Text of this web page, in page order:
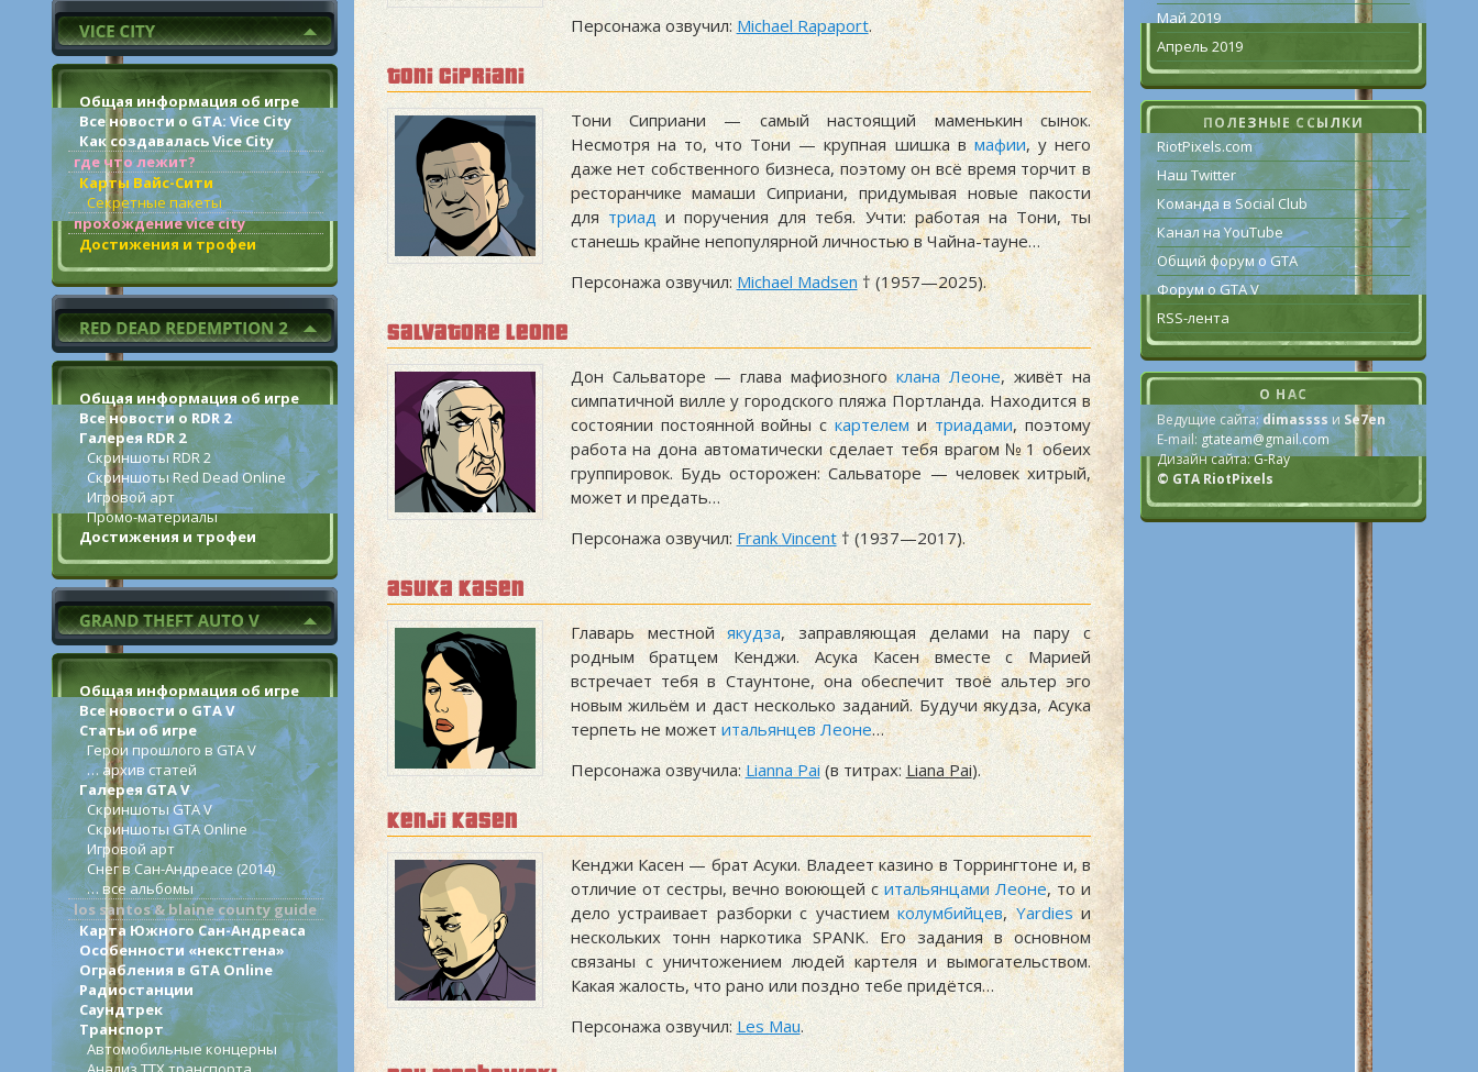
Общая информация об игре
Все новости о GTA: Vice City
Как создавалась Vice City
где что лежит?
Карты Вайс-Сити
Секретные пакеты
прохождение vice city
Достижения и трофеи
Общая информация об игре
Все новости о RDR 2
Галерея RDR 2
Скриншоты RDR 2
Скриншоты Red Dead Online
Игровой арт
Промо-материалы
Достижения и трофеи
Общая информация об игре
Все новости о GTA V
Статьи об игре
Герои прошлого в GTA V
… архив статей
Галерея GTA V
Скриншоты GTA V
Скриншоты GTA Online
Игровой арт
Снег в Сан-Андреасе (2014)
… все альбомы
los santos & blaine county guide
Карта Южного Сан-Андреаса
Особенности «некстгена»
Ограбления в GTA Online
Радиостанции
Саундтрек
Транспорт
Автомобильные концерны
Персонажа озвучил: Michael Rapaport.
toni cipriani
Тони Сиприани — самый настоящий маменькин сынок.
Несмотря на то, что Тони — крупная шишка в мафии, у него
даже нет собственного бизнеса, поэтому он всё время торчит в
ресторанчике мамаши Сиприани, придумывая новые пакости
для триад и поручения для тебя. Учти: работая на Тони, ты
станешь крайне непопулярной личностью в Чайна-тауне…
Персонажа озвучил: Michael Madsen† (1957—2025).
salvatore leone
Дон Сальваторе — глава мафиозногоклана Леоне, живёт на
симпатичной вилле у городского пляжа Портланда. Находится в
состоянии постоянной войны скартелемитриадами, поэтому
работа на дона автоматически сделает тебя врагом № 1 обеих
группировок. Будь осторожен: Сальваторе — человек хитрый,
может и предать…
Персонажа озвучил: Frank Vincent† (1937—2017).
asuka kasen
Главарь местнойякудза, заправляющая делами на пару с
родным братцем Кенджи. Асука Касен вместе с Марией
встречает тебя в Стаунтоне, она обеспечит твоё альтер эго
новым жильём и даст несколько заданий. Будучи якудза, Асука
терпеть не может итальянцев Леоне…
Персонажа озвучила:Lianna Pai (в титрах: Liana Pai).
kenji kasen
Кенджи Касен — брат Асуки. Владеет казино в Торрингтоне и, в
отличие от сестры, вечно воюющей ситальянцами Леоне, то и
дело устраивает разборки с участиемколумбийцев,Yardiesи
нескольких тонн наркотика SPANK. Его задания в основном
связаны с уничтожением людей картеля и вымогательством.
Какая жалость, что рано или поздно тебе придётся…
Персонажа озвучил: Les Mau.
Май 2019
Апрель 2019
ПОЛЕЗНЫЕ ССЫЛКИ
RiotPixels.com
Наш Twitter
Команда в Social Club
Канал на YouTube
Общий форум о GTA
Форум о GTA V
RSS-лента
О НАС
Ведущие сайта:dimassss иSe7en
E-mail:gtateam@gmail.com
Дизайн сайта:G-Ray
© GTA RiotPixels